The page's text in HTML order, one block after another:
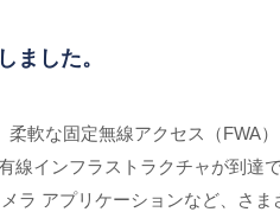
ました。
軟な固定無線アクセス（FWA
インフラストラクチャが到達
ラ アプリケーションなど、さ